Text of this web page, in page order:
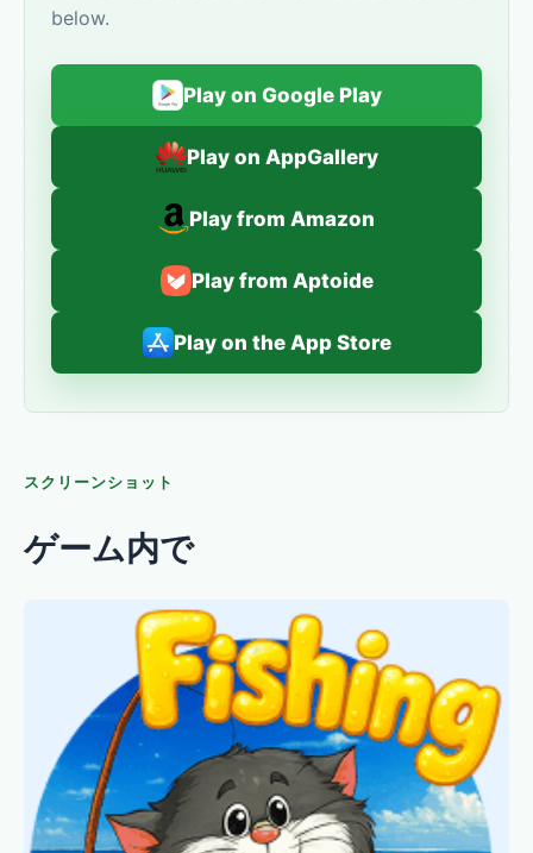
below.
Play on Google Play
Play on AppGallery
Play from Amazon
Play from Aptoide
Play on the App Store
スクリーンショット
ゲーム内で